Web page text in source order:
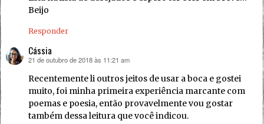
Beijo
Responder
Cássia
disse:
21 de outubro de 2018 às 11:21 am
Recentemente li outros jeitos de usar a boca e gostei
muito, foi minha primeira experiência marcante com
poemas e poesia, então provavelmente vou gostar
também dessa leitura que você indicou.